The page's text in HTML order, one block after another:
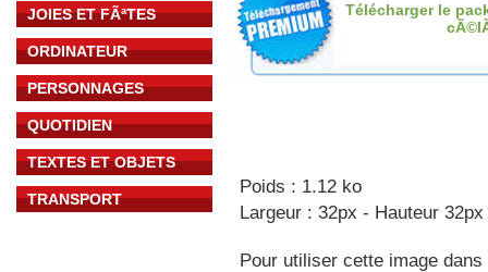
JOIES ET FÃªTES
ORDINATEUR
PERSONNAGES
QUOTIDIEN
TEXTES ET OBJETS
TRANSPORT
Télécharger le
Poids : 1.12 ko
Largeur : 32px - Hauteur 32px
Pour utiliser cette image